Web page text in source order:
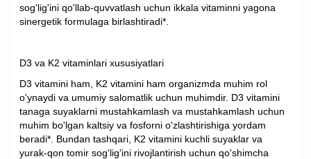
sog'lig'ini qo'llab-quvvatlash uchun ikkala vitaminni yagona
sinergetik formulaga birlashtiradi*.
D3 va K2 vitaminlari xususiyatlari
D3 vitamini ham, K2 vitamini ham organizmda muhim rol
o'ynaydi va umumiy salomatlik uchun muhimdir. D3 vitamini
tanaga suyaklarni mustahkamlash va mustahkamlash uchun
muhim bo'lgan kaltsiy va fosforni o'zlashtirishiga yordam
beradi*. Bundan tashqari, K2 vitamini kuchli suyaklar va
yurak-qon tomir sog'lig'ini rivojlantirish uchun qo'shimcha